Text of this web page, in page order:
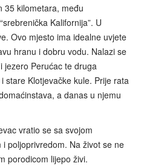
35 kilometara, među
Kalifornija”. U
Ovo mjesto ima idealne uvjete
hranu i dobru vodu. Nalazi se
jezero Perućac te druga
stare Klotjevačke kule. Prije rata
a danas u njemu
vratio se sa svojom
poljoprivredom. Na život se ne
porodicom lijepo živi.